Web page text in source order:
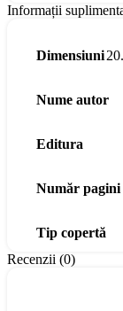
Informații
Dimensiuni
Nume autor
Editura
Număr pagini
Tip copertă
Recenzii (0)